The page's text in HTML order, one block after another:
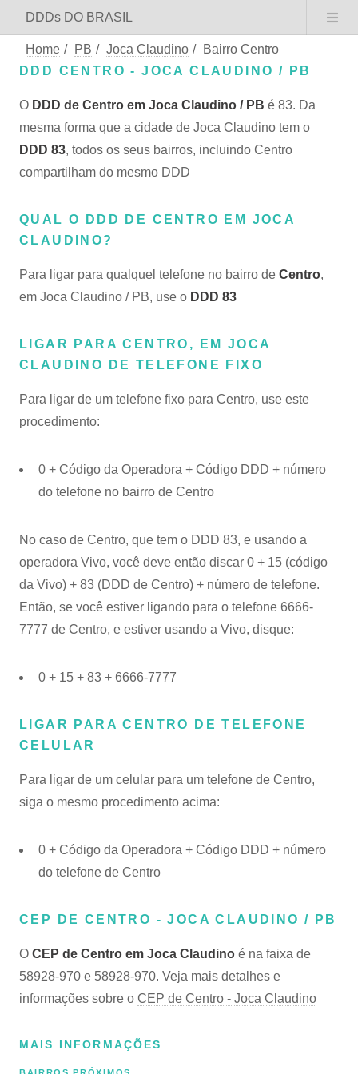
DDDs DO BRASIL
Home / PB / Joca Claudino /
Bairro Centro
DDD CENTRO - JOCA CLAUDINO / PB
O DDD de Centro em Joca Claudino / PB é 83. Da
mesma forma que a cidade de Joca Claudino tem o
DDD 83, todos os seus bairros, incluindo Centro
compartilham do mesmo DDD
QUAL O DDD DE CENTRO EM JOCA
CLAUDINO?
Para ligar para qualquel telefone no bairro de Centro,
em Joca Claudino / PB, use o DDD 83
LIGAR PARA CENTRO, EM JOCA
CLAUDINO DE TELEFONE FIXO
Para ligar de um telefone fixo para Centro, use este
procedimento:
0 + Código da Operadora + Código DDD + número
do telefone no bairro de Centro
No caso de Centro, que tem o DDD 83, e usando a
operadora Vivo, você deve então discar 0 + 15 (código
da Vivo) + 83 (DDD de Centro) + número de telefone.
Então, se você estiver ligando para o telefone 6666-
7777 de Centro, e estiver usando a Vivo, disque:
0 + 15 + 83 + 6666-7777
LIGAR PARA CENTRO DE TELEFONE
CELULAR
Para ligar de um celular para um telefone de Centro,
siga o mesmo procedimento acima:
0 + Código da Operadora + Código DDD + número
do telefone de Centro
CEP DE CENTRO - JOCA CLAUDINO / PB
O CEP de Centro em Joca Claudino é na faixa de
58928-970 e 58928-970. Veja mais detalhes e
informações sobre o CEP de Centro - Joca Claudino
MAIS INFORMAÇÕES